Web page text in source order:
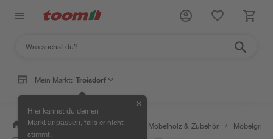
Mein Markt: Troisdorf
Hier kannst du deinen
Markt anpassen , falls er nicht
stimmt.
✕
/ Bauen & Renovieren / Holz Möbelholz & Zubehör / Möbelgriffe